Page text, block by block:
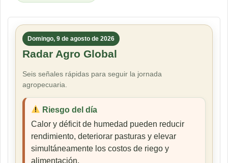
Domingo, 9 de agosto de 2026
Radar Agro Global
Seis señales rápidas para seguir la jornada
agropecuaria.
Riesgo del día
Calor y déficit de humedad pueden reducir
rendimiento, deteriorar pasturas y elevar
simultáneamente los costos de riego y
alimentación.